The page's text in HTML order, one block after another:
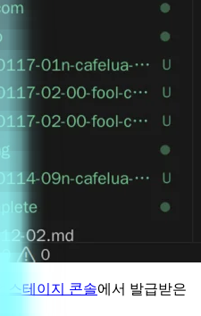
업스테이지 콘솔에서 발급받은